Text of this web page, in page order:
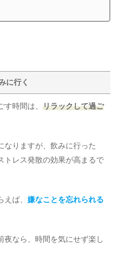
に行く
時間は、 リラックして過ご
なりますが、飲みに行った
トレス発散の効果が高まるで
ば、 嫌なことを忘れられる
夜なら、時間を気にせず楽し